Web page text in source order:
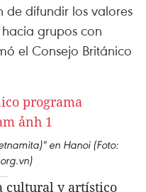
de difundir los valores
grupos con
el Consejo Británico
en Hanoi (Foto:
cultural y artístico